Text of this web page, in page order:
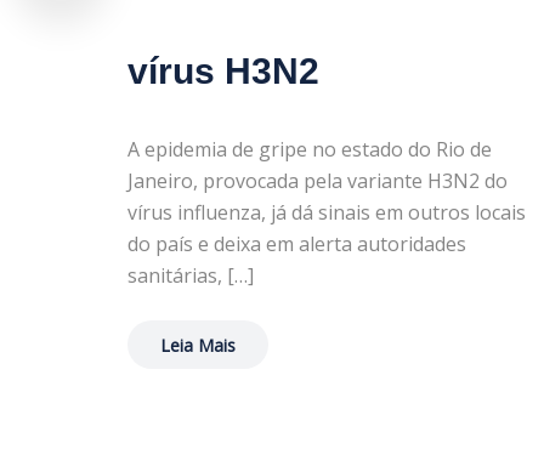
vírus H3N2
A epidemia de gripe no estado do Rio de
Janeiro, provocada pela variante H3N2 do
vírus influenza, já dá sinais em outros locais
do país e deixa em alerta autoridades
sanitárias, […]
Leia Mais